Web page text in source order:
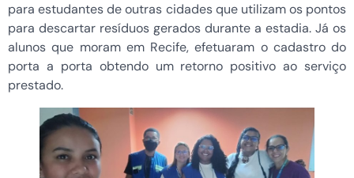
para estudantes de outras cidades que utilizam os pontos
para descartar resíduos gerados durante a estadia. Já os
alunos que moram em Recife, efetuaram o cadastro do
porta a porta obtendo um retorno positivo ao serviço
prestado.